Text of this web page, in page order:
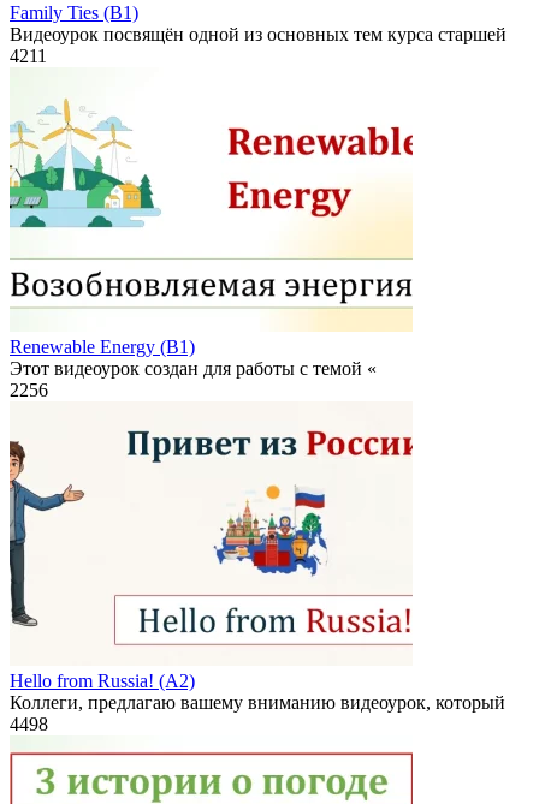
Family Ties (B1)
Видеоурок посвящён одной из основных тем курса старшей
4211
Renewable Energy (B1)
Этот видеоурок создан для работы с темой «
2256
Hello from Russia! (A2)
Коллеги, предлагаю вашему вниманию видеоурок, который
4498